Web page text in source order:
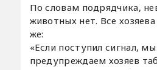
По словам подрядчика,
животных нет. Все
же:
«Если поступил сигнал, мы
предупреждаем хозяев